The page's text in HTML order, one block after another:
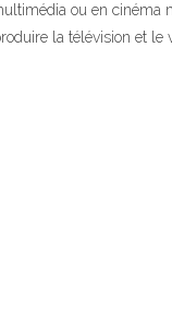
ou en
la télévision et